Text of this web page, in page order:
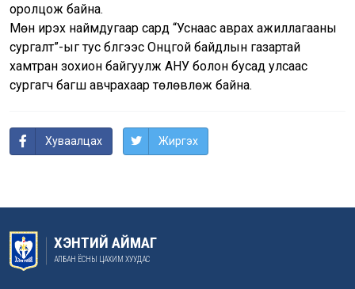
оролцож байна.
Мөн ирэх наймдугаар сард “Уснаас аврах ажиллагааны
сургалт”-ыг тус бүлгээс Онцгой байдлын газартай
хамтран зохион байгуулж АНУ болон бусад улсаас
сургагч багш авчрахаар төлөвлөж байна.
Хуваалцах Жиргэх
ХЭНТИЙ АЙМАГ
АЛБАН ЁСНЫ ЦАХИМ ХУУДАС